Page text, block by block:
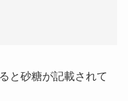
と砂糖が記載されて